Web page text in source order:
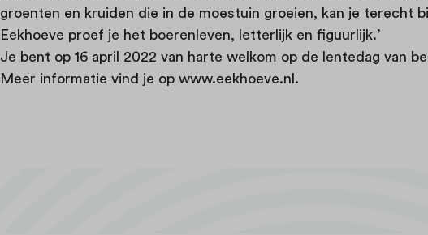
groenten en kruiden die in de moestuin groeien, kan je terecht
Eekhoeve proef je het boerenleven, letterlijk en figuurlijk.’
Je bent op 16 april 2022 van harte welkom op de lentedag van
Meer informatie vind je op www.eekhoeve.nl.